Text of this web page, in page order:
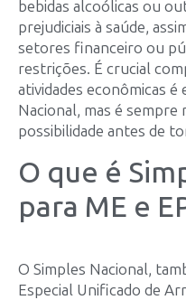
bebidas alcoólicas ou
prejudiciais à saúde,
setores financeiro ou
restrições. É crucial
atividades econômicas
Nacional, mas é sempre
possibilidade antes de
O que é
para ME e
O Simples Nacional,
Especial Unificado de